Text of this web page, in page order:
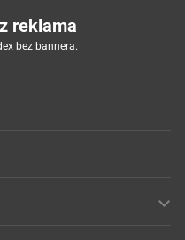
reklama
bez bannera.